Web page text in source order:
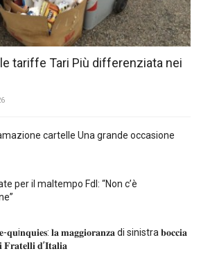
tariffe Tari Più differenziata nei
cartelle Una grande occasione
per il maltempo FdI: “Non c’è
𝐪𝐮i𝐧𝐪𝐮𝐢𝐞𝐬: 𝐥𝐚 𝐦𝐚𝐠𝐠𝐢𝐨𝐫𝐚𝐧𝐳𝐚 di sinistra 𝐛𝐨𝐜𝐜𝐢𝐚
𝐝’𝐈𝐭𝐚𝐥𝐢𝐚